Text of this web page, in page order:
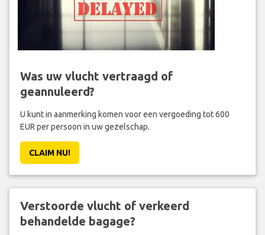
Was uw vlucht vertraagd of
geannuleerd?
U kunt in aanmerking komen voor een vergoeding tot 600
EUR per persoon in uw gezelschap.
CLAIM NU!
Verstoorde vlucht of verkeerd
behandelde bagage?